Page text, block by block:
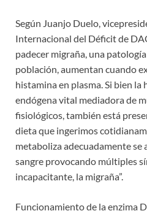
Según Juanjo Duelo,
Internacional del Déficit de
padecer migraña, una
población, aumentan cuando
histamina en plasma. Si bien
endógena vital mediadora de
fisiológicos, también está
dieta que ingerimos
metaboliza adecuadamente se
sangre provocando múltiples
incapacitante, la migraña”.
Funcionamiento de la enzima